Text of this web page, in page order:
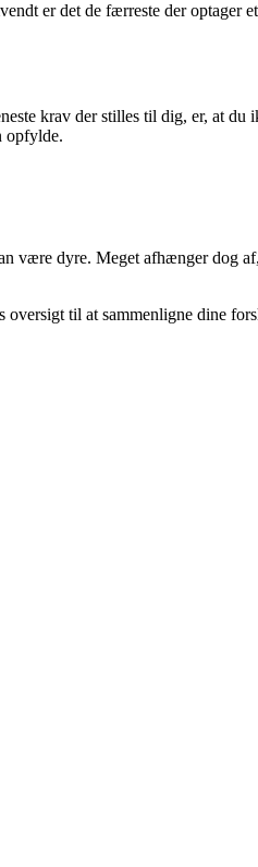
er det de færreste der optager
krav der stilles til dig, er, at
opfylde.
være dyre. Meget afhænger dog
til at sammenligne dine